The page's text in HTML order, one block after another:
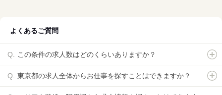
よくあるご質問
この条件の求人数はどのくらいありますか？
東京都の求人全体からお仕事を探すことはできますか？